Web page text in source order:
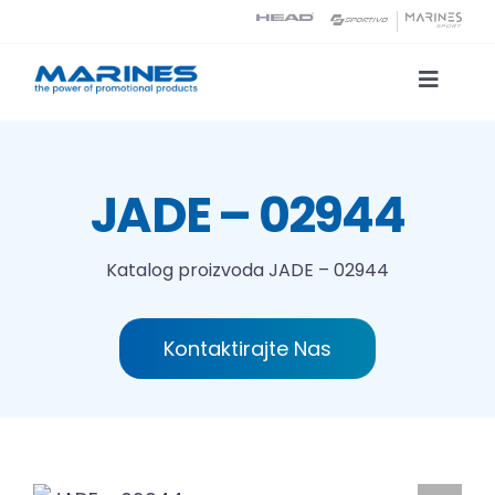
content
Toggle
Tehnologije tiska
JADE – 02944
Katalog proizvodaJADE – 02944
Kontaktirajte Nas